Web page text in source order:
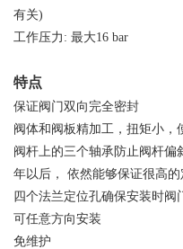
有关)
工作压力: 最大16 bar
特点
保证阀门双向完全密封
阀体和阀板精加工，扭矩小，
阀杆上的三个轴承防止阀杆偏
年以后， 依然能够保证很高
四个法兰定位孔确保安装时阀
可任意方向安装
免维护